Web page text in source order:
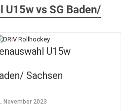
U15w vs SG Baden/
U15w
Sachsen
November 2023